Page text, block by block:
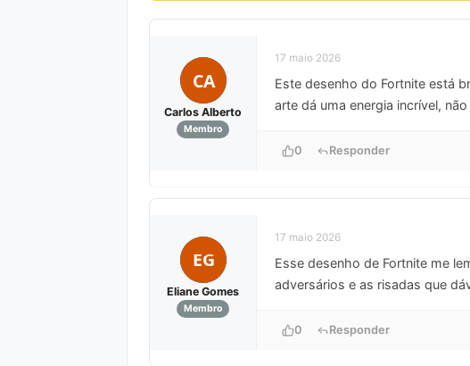
CA
Carlos Alberto
Membro
17 maio 2026
Este desenho do Fortnite está
arte dá uma energia incrível,
0 Responder
EG
Eliane Gomes
Membro
17 maio 2026
Esse desenho de Fortnite me
adversários e as risadas que
0 Responder